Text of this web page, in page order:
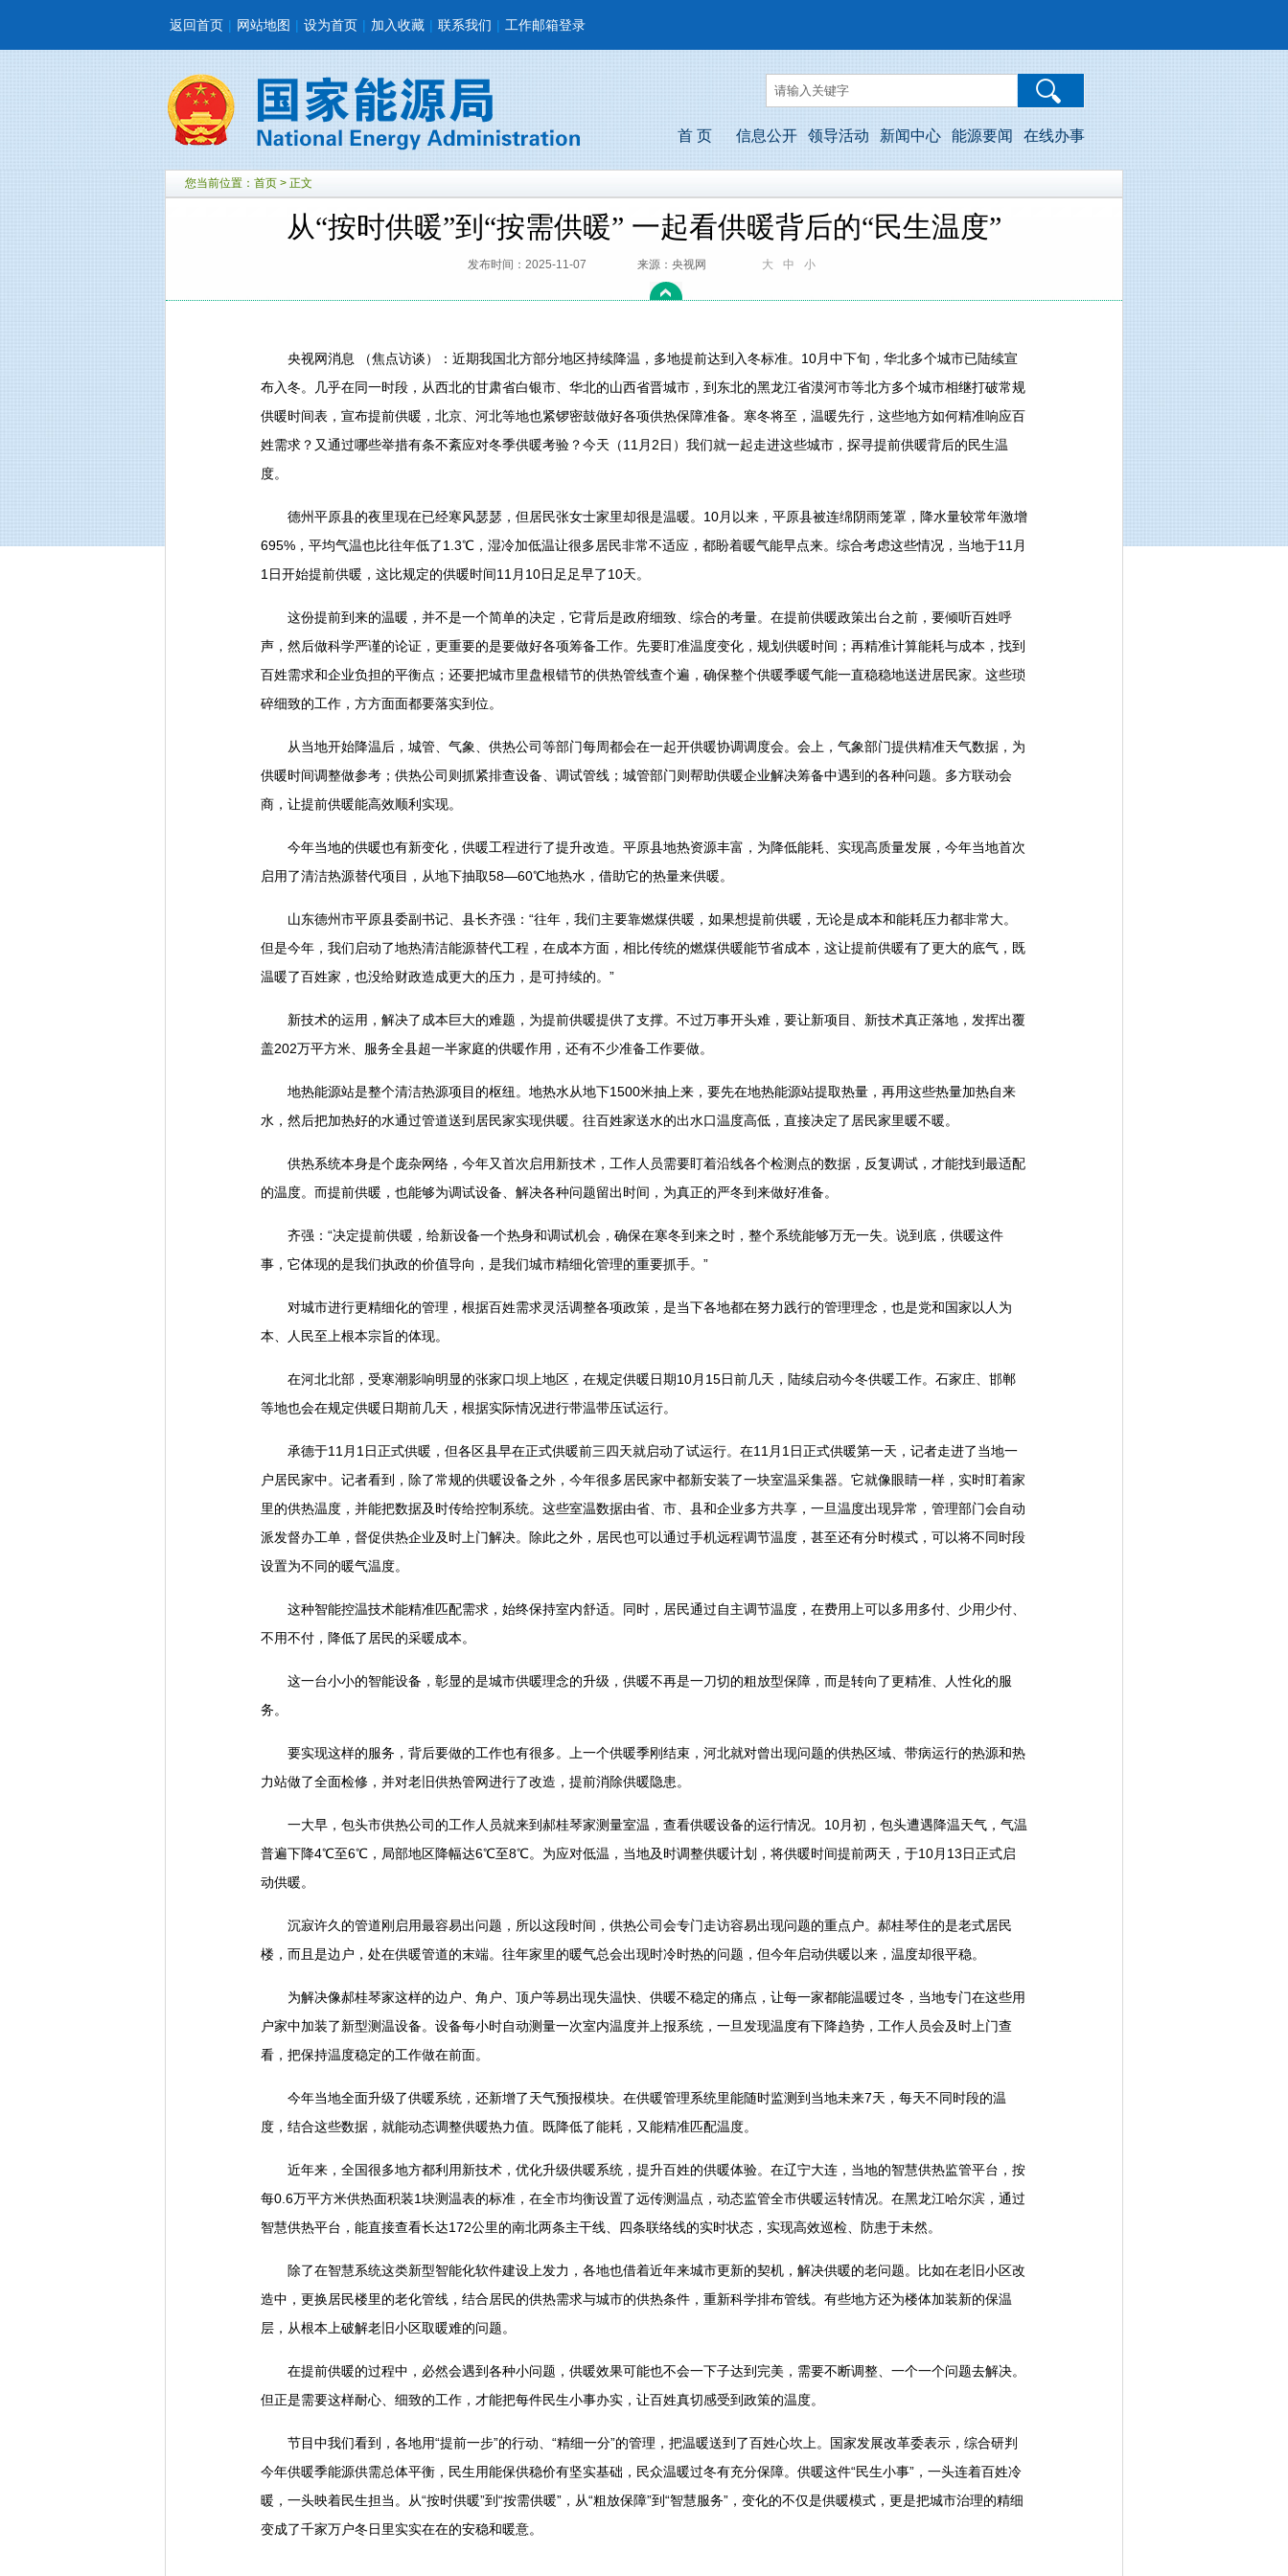
返回首页 | 网站地图 | 设为首页 | 加入收藏 | 联系我们 | 工作邮箱登录
首 页 信息公开 领导活动 新闻中心 能源要闻 在线办事
您当前位置： 首页 > 正文
从“按时供暖”到“按需供暖” 一起看供暖背后的“民生温度”
发布时间：2025-11-07 来源：央视网 大 中 小
央视网消息 （焦点访谈）：近期我国北方部分地区持续降温，多地提前达到入冬标准。10月中下旬，华北多个城市已陆续宣
布入冬。几乎在同一时段，从西北的甘肃省白银市、华北的山西省晋城市，到东北的黑龙江省漠河市等北方多个城市相继打破常规
供暖时间表，宣布提前供暖，北京、河北等地也紧锣密鼓做好各项供热保障准备。寒冬将至，温暖先行，这些地方如何精准响应百
姓需求？又通过哪些举措有条不紊应对冬季供暖考验？今天（11月2日）我们就一起走进这些城市，探寻提前供暖背后的民生温
度。
德州平原县的夜里现在已经寒风瑟瑟，但居民张女士家里却很是温暖。10月以来，平原县被连绵阴雨笼罩，降水量较常年激增
695%，平均气温也比往年低了1.3℃，湿冷加低温让很多居民非常不适应，都盼着暖气能早点来。综合考虑这些情况，当地于11月
1日开始提前供暖，这比规定的供暖时间11月10日足足早了10天。
这份提前到来的温暖，并不是一个简单的决定，它背后是政府细致、综合的考量。在提前供暖政策出台之前，要倾听百姓呼
声，然后做科学严谨的论证，更重要的是要做好各项筹备工作。先要盯准温度变化，规划供暖时间；再精准计算能耗与成本，找到
百姓需求和企业负担的平衡点；还要把城市里盘根错节的供热管线查个遍，确保整个供暖季暖气能一直稳稳地送进居民家。这些琐
碎细致的工作，方方面面都要落实到位。
从当地开始降温后，城管、气象、供热公司等部门每周都会在一起开供暖协调调度会。会上，气象部门提供精准天气数据，为
供暖时间调整做参考；供热公司则抓紧排查设备、调试管线；城管部门则帮助供暖企业解决筹备中遇到的各种问题。多方联动会
商，让提前供暖能高效顺利实现。
今年当地的供暖也有新变化，供暖工程进行了提升改造。平原县地热资源丰富，为降低能耗、实现高质量发展，今年当地首次
启用了清洁热源替代项目，从地下抽取58—60℃地热水，借助它的热量来供暖。
山东德州市平原县委副书记、县长齐强：“往年，我们主要靠燃煤供暖，如果想提前供暖，无论是成本和能耗压力都非常大。
但是今年，我们启动了地热清洁能源替代工程，在成本方面，相比传统的燃煤供暖能节省成本，这让提前供暖有了更大的底气，既
温暖了百姓家，也没给财政造成更大的压力，是可持续的。”
新技术的运用，解决了成本巨大的难题，为提前供暖提供了支撑。不过万事开头难，要让新项目、新技术真正落地，发挥出覆
盖202万平方米、服务全县超一半家庭的供暖作用，还有不少准备工作要做。
地热能源站是整个清洁热源项目的枢纽。地热水从地下1500米抽上来，要先在地热能源站提取热量，再用这些热量加热自来
水，然后把加热好的水通过管道送到居民家实现供暖。往百姓家送水的出水口温度高低，直接决定了居民家里暖不暖。
供热系统本身是个庞杂网络，今年又首次启用新技术，工作人员需要盯着沿线各个检测点的数据，反复调试，才能找到最适配
的温度。而提前供暖，也能够为调试设备、解决各种问题留出时间，为真正的严冬到来做好准备。
齐强：“决定提前供暖，给新设备一个热身和调试机会，确保在寒冬到来之时，整个系统能够万无一失。说到底，供暖这件
事，它体现的是我们执政的价值导向，是我们城市精细化管理的重要抓手。”
对城市进行更精细化的管理，根据百姓需求灵活调整各项政策，是当下各地都在努力践行的管理理念，也是党和国家以人为
本、人民至上根本宗旨的体现。
在河北北部，受寒潮影响明显的张家口坝上地区，在规定供暖日期10月15日前几天，陆续启动今冬供暖工作。石家庄、邯郸
等地也会在规定供暖日期前几天，根据实际情况进行带温带压试运行。
承德于11月1日正式供暖，但各区县早在正式供暖前三四天就启动了试运行。在11月1日正式供暖第一天，记者走进了当地一
户居民家中。记者看到，除了常规的供暖设备之外，今年很多居民家中都新安装了一块室温采集器。它就像眼睛一样，实时盯着家
里的供热温度，并能把数据及时传给控制系统。这些室温数据由省、市、县和企业多方共享，一旦温度出现异常，管理部门会自动
派发督办工单，督促供热企业及时上门解决。除此之外，居民也可以通过手机远程调节温度，甚至还有分时模式，可以将不同时段
设置为不同的暖气温度。
这种智能控温技术能精准匹配需求，始终保持室内舒适。同时，居民通过自主调节温度，在费用上可以多用多付、少用少付、
不用不付，降低了居民的采暖成本。
这一台小小的智能设备，彰显的是城市供暖理念的升级，供暖不再是一刀切的粗放型保障，而是转向了更精准、人性化的服
务。
要实现这样的服务，背后要做的工作也有很多。上一个供暖季刚结束，河北就对曾出现问题的供热区域、带病运行的热源和热
力站做了全面检修，并对老旧供热管网进行了改造，提前消除供暖隐患。
一大早，包头市供热公司的工作人员就来到郝桂琴家测量室温，查看供暖设备的运行情况。10月初，包头遭遇降温天气，气温
普遍下降4℃至6℃，局部地区降幅达6℃至8℃。为应对低温，当地及时调整供暖计划，将供暖时间提前两天，于10月13日正式启
动供暖。
沉寂许久的管道刚启用最容易出问题，所以这段时间，供热公司会专门走访容易出现问题的重点户。郝桂琴住的是老式居民
楼，而且是边户，处在供暖管道的末端。往年家里的暖气总会出现时冷时热的问题，但今年启动供暖以来，温度却很平稳。
为解决像郝桂琴家这样的边户、角户、顶户等易出现失温快、供暖不稳定的痛点，让每一家都能温暖过冬，当地专门在这些用
户家中加装了新型测温设备。设备每小时自动测量一次室内温度并上报系统，一旦发现温度有下降趋势，工作人员会及时上门查
看，把保持温度稳定的工作做在前面。
今年当地全面升级了供暖系统，还新增了天气预报模块。在供暖管理系统里能随时监测到当地未来7天，每天不同时段的温
度，结合这些数据，就能动态调整供暖热力值。既降低了能耗，又能精准匹配温度。
近年来，全国很多地方都利用新技术，优化升级供暖系统，提升百姓的供暖体验。在辽宁大连，当地的智慧供热监管平台，按
每0.6万平方米供热面积装1块测温表的标准，在全市均衡设置了远传测温点，动态监管全市供暖运转情况。在黑龙江哈尔滨，通过
智慧供热平台，能直接查看长达172公里的南北两条主干线、四条联络线的实时状态，实现高效巡检、防患于未然。
除了在智慧系统这类新型智能化软件建设上发力，各地也借着近年来城市更新的契机，解决供暖的老问题。比如在老旧小区改
造中，更换居民楼里的老化管线，结合居民的供热需求与城市的供热条件，重新科学排布管线。有些地方还为楼体加装新的保温
层，从根本上破解老旧小区取暖难的问题。
在提前供暖的过程中，必然会遇到各种小问题，供暖效果可能也不会一下子达到完美，需要不断调整、一个一个问题去解决。
但正是需要这样耐心、细致的工作，才能把每件民生小事办实，让百姓真切感受到政策的温度。
节目中我们看到，各地用“提前一步”的行动、“精细一分”的管理，把温暖送到了百姓心坎上。国家发展改革委表示，综合研判
今年供暖季能源供需总体平衡，民生用能保供稳价有坚实基础，民众温暖过冬有充分保障。供暖这件“民生小事”，一头连着百姓冷
暖，一头映着民生担当。从“按时供暖”到“按需供暖”，从“粗放保障”到“智慧服务”，变化的不仅是供暖模式，更是把城市治理的精细
变成了千家万户冬日里实实在在的安稳和暖意。